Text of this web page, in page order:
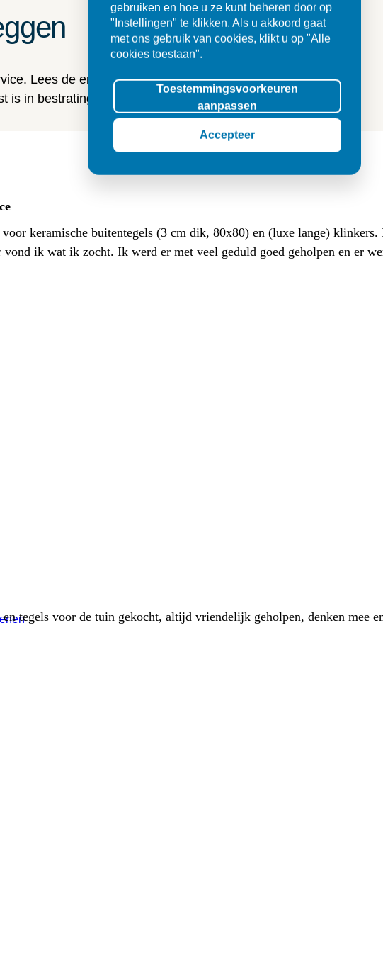
Lees de ervaringen van onze klanten
is in bestrating en tegels.
keramische buitentegels (3 cm dik, 80x80) en (luxe lange)
ik wat ik zocht. Ik werd er met veel geduld goed geholpen en er
tegels voor de tuin gekocht, altijd vriendelijk geholpen, denken mee
gebruiken en hoe u ze kunt beheren door op
"Instellingen" te klikken. Als u akkoord gaat
met ons gebruik van cookies, klikt u op "Alle
cookies toestaan".
Toestemmingsvoorkeuren
aanpassen
Accepteer